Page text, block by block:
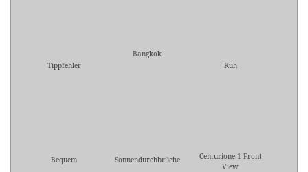
Tippfehler
Bangkok
Kuh
Bequem Sonnendurchbrüche
Centurione 1 Front
View